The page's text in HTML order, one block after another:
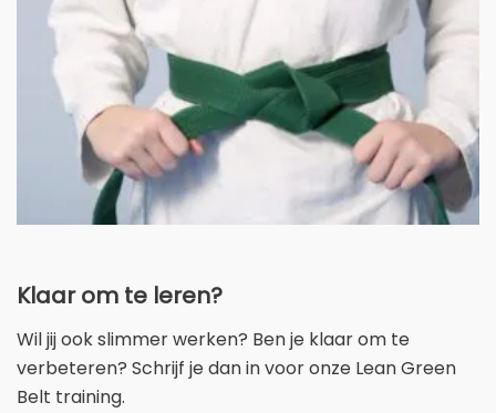
Klaar om te leren?
Wil jij ook slimmer werken? Ben je klaar om te
verbeteren? Schrijf je dan in voor onze Lean Green
Belt training.